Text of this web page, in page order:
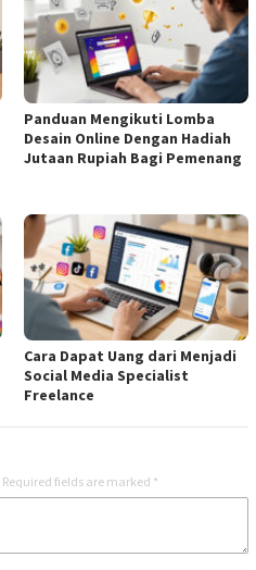
Panduan Mengikuti Lomba
Desain Online Dengan Hadiah
Jutaan Rupiah Bagi Pemenang
Cara Dapat Uang dari Menjadi
Social Media Specialist
Freelance
Required fields are marked *